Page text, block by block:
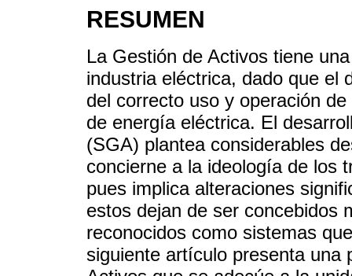
RESUMEN
La Gestión de Activos tiene
industria eléctrica, dado que el
del correcto uso y operación
de energía eléctrica. El
(SGA) plantea considerables
concierne a la ideología de los
pues implica alteraciones
estos dejan de ser concebidos
reconocidos como sistemas
siguiente artículo presenta una